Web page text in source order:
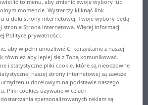
zaczynające
...
сос ... спирам
спирачка ... спортен
спортист ... срамувам
to menu, aby zmienić swoje wybory lub
momencie. Wystarczy kliknąć link
u dołu strony internetowej. Twoje wybory będą
stronie Strona internetowa. Więcej informacji
Polityce prywatności.
aby w pełni umożliwić Ci korzystanie z naszej
również aby lepiej się z Tobą komunikować.
i statystyczne pliki cookie, które są nieodzowne
naszej strony internetowej są zawsze
docelowym na podstawie naszego
Pliki cookies używane w celach
spersonalizowanych reklam są